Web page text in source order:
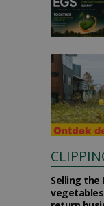
Selling the